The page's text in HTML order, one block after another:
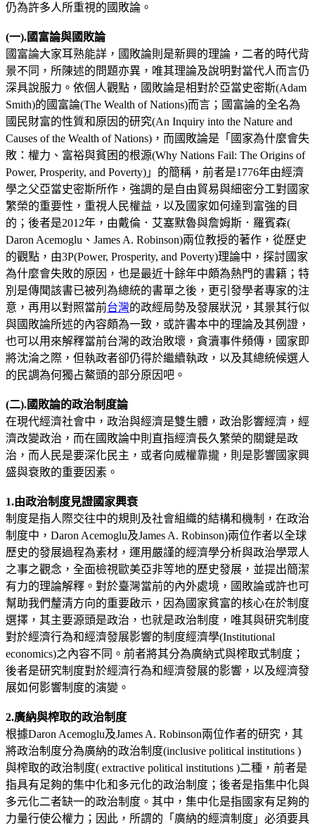
仍為許多人所重視的國敗論。
(一).國富論與國敗論
國富論大家耳熟能詳，國敗論則是新興的理論，二者的時代背
景不同，所陳述的問題亦異，唯其理論及說明對當代人而言仍
深具說服力。依個人觀點，國敗論是相對於亞當史密斯(Adam
Smith)的國富論(The Wealth of Nations)而言；國富論的全名為
國民財富的性質和原因的研究(An Inquiry into the Nature and
Causes of the Wealth of Nations)，而國敗論是「國家為什麼會失
敗：權力、富裕與貧困的根源(Why Nations Fail: The Origins of
Power, Prosperity, and Poverty)」的簡稱，前者是1776年由經濟
學之父亞當史密斯所作，強調的是自由貿易與細密分工對國家
繁榮的重要性，重視人民權益，以及國家如何達到富強的目
的；後者是2012年，由戴倫．艾塞默魯與詹姆斯．羅賓森(
Daron Acemoglu、James A. Robinson)兩位教授的著作，從歷史
的觀點，由3P(Power, Prosperity, and Poverty)理論中，探討國家
為什麼會失敗的原因，也是最近十餘年中頗為熱門的書籍；特
別是傳聞該書已被列為總統的書單之後，更引發學者專家的注
意，再用以對照當前台灣的政經局勢及發展狀況，其景其行似
與國敗論所述的內容頗為一致，或許書本中的理論及其例證，
也可以用來解釋當前台灣的政治敗壞，貪瀆事件頻傳，國家即
將沈淪之際，但執政者卻仍得於繼續執政，以及其總統候選人
的民調為何獨占鰲頭的部分原因吧。
(二).國敗論的政治制度論
在現代經濟社會中，政治與經濟是雙生體，政治影響經濟，經
濟改變政治，而在國敗論中則直指經濟長久繁榮的關鍵是政
治，而人民是要深化民主，或者向威權靠攏，則是影響國家興
盛與衰敗的重要因素。
1.由政治制度見證國家興衰
制度是指人際交往中的規則及社會組織的結構和機制，在政治
制度中，Daron Acemoglu及James A. Robinson)兩位作者以全球
歷史的發展過程為素材，運用嚴謹的經濟學分析與政治學眾人
之事之觀念，全面檢視歐美亞非等地的歷史發展，並提出簡潔
有力的理論解釋。對於臺灣當前的內外處境，國敗論或許也可
幫助我們釐清方向的重要啟示，因為國家貧富的核心在於制度
選擇，其主要源頭是政治，也就是政治制度，唯其與研究制度
對於經濟行為和經濟發展影響的制度經濟學(Institutional
economics)之內容不同。前者將其分為廣納式與榨取式制度；
後者是研究制度對於經濟行為和經濟發展的影響，以及經濟發
展如何影響制度的演變。
2.廣納與榨取的政治制度
根據Daron Acemoglu及James A. Robinson兩位作者的研究，其
將政治制度分為廣納的政治制度(inclusive political institutions )
與榨取的政治制度( extractive political institutions )二種，前者是
指具有足夠的集中化和多元化的政治制度；後者是指集中化與
多元化二者缺一的政治制度。其中，集中化是指國家有足夠的
力量行使公權力；因此，所謂的「廣納的經濟制度」必須要具